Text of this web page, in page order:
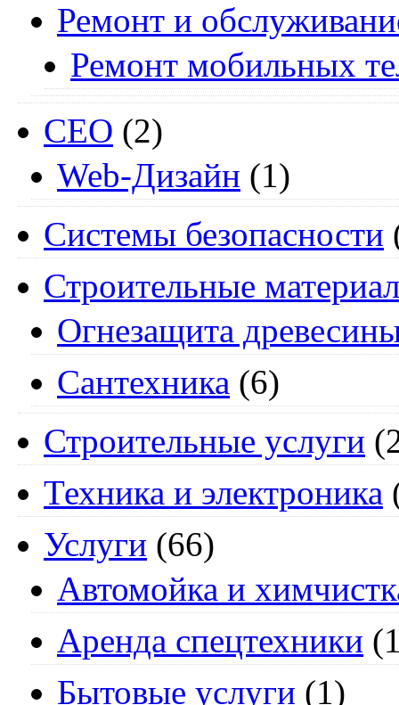
Ремонт и
Ремонт мобильных
СЕО (2)
Web-Дизайн (1)
Системы безопасности
Строительные
Огнезащита
Сантехника (6)
Строительные услуги
Техника и электроника
Услуги (66)
Автомойка и
Аренда спецтехники
Бытовые услуги (1)